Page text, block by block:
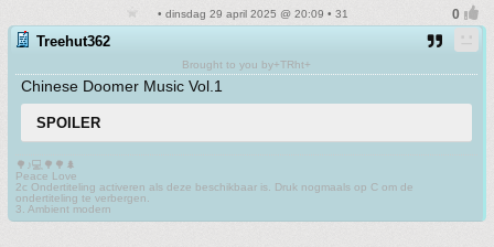
• dinsdag 29 april 2025 @ 20:09 • 31
Treehut362
Brought to you by+TRht+
Chinese Doomer Music Vol.1
SPOILER
🌳♪💻🌳🌳🌲
Peace Love
2c Ondertiteling activeren als deze beschikbaar is. Druk nogmaals op C om de
ondertiteling te verbergen.
3. Ambient modern